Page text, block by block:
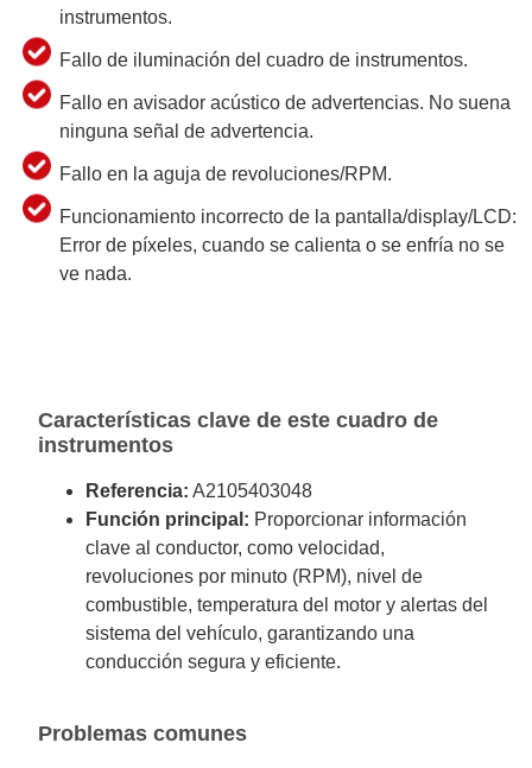
instrumentos.
Fallo de iluminación del cuadro de instrumentos.
Fallo en avisador acústico de advertencias. No suena
ninguna señal de advertencia.
Fallo en la aguja de revoluciones/RPM.
Funcionamiento incorrecto de la pantalla/display/LCD:
Error de píxeles, cuando se calienta o se enfría no se
ve nada.
Características clave de este cuadro de
instrumentos
Referencia: A2105403048
Función principal: Proporcionar información
clave al conductor, como velocidad,
revoluciones por minuto (RPM), nivel de
combustible, temperatura del motor y alertas del
sistema del vehículo, garantizando una
conducción segura y eficiente.
Problemas comunes